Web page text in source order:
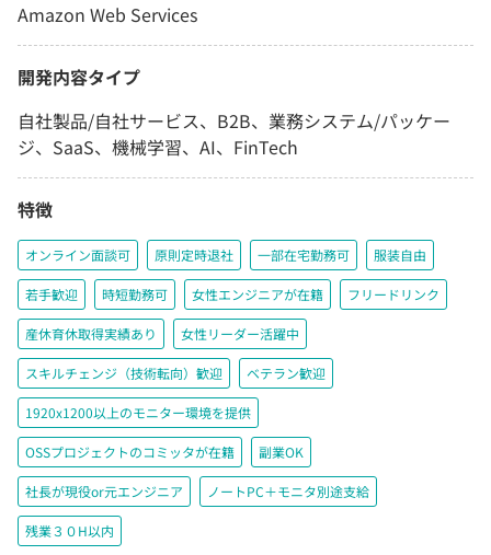
Amazon Web Services
開発内容タイプ
自社製品/自社サービス、B2B、業務システム/パッケー
ジ、SaaS、機械学習、AI、FinTech
特徴
オンライン面談可 原則定時退社 一部在宅勤務可 服装自由
若手歓迎 時短勤務可 女性エンジニアが在籍 フリードリンク
産休育休取得実績あり 女性リーダー活躍中
スキルチェンジ（技術転向）歓迎 ベテラン歓迎
1920x1200以上のモニター環境を提供
OSSプロジェクトのコミッタが在籍 副業OK
社長が現役or元エンジニア ノートPC＋モニタ別途支給
残業３０H以内